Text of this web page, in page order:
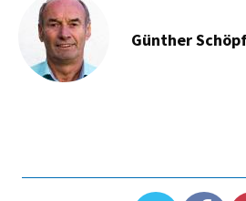
Günther Schöpf